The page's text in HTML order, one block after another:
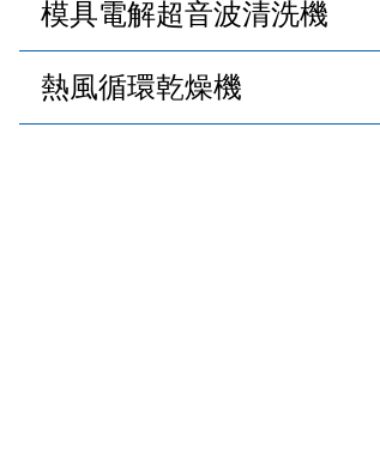
模具電解超音波清洗機
熱風循環乾燥機